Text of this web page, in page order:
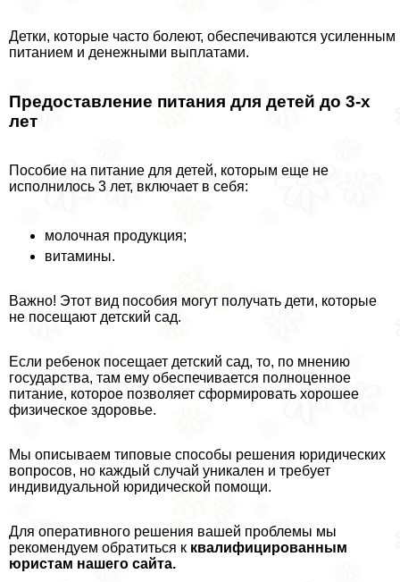
Детки, которые часто болеют, обеспечиваются усиленным
питанием и денежными выплатами.
Предоставление питания для детей до 3-х
лет
Пособие на питание для детей, которым еще не
исполнилось 3 лет, включает в себя:
молочная продукция;
витамины.
Важно! Этот вид пособия могут получать дети, которые
не посещают детский сад.
Если ребенок посещает детский сад, то, по мнению
государства, там ему обеспечивается полноценное
питание, которое позволяет сформировать хорошее
физическое здоровье.
Мы описываем типовые способы решения юридических
вопросов, но каждый случай уникален и требует
индивидуальной юридической помощи.
Для оперативного решения вашей проблемы мы
рекомендуем обратиться к квалифицированным
юристам нашего сайта.